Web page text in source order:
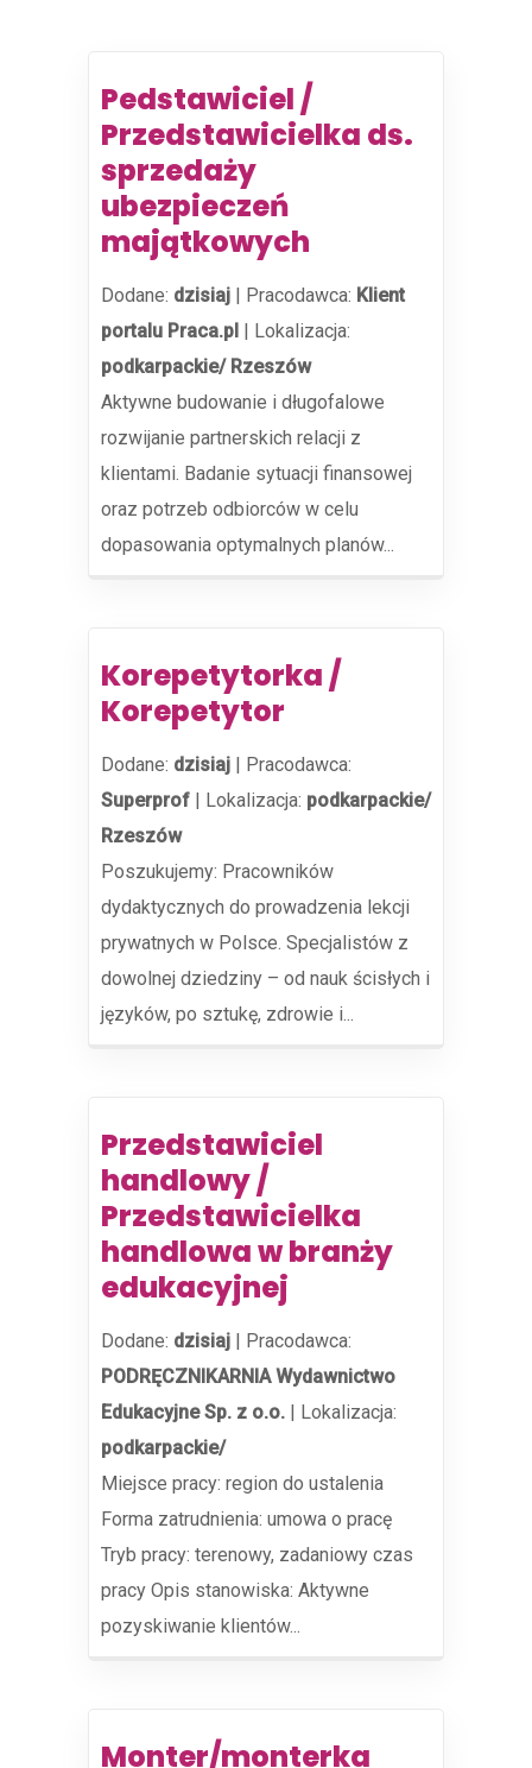
Pedstawiciel /
Przedstawicielka ds.
sprzedaży
ubezpieczeń
majątkowych
Dodane: dzisiaj | Pracodawca: Klient
portalu Praca.pl | Lokalizacja:
podkarpackie/ Rzeszów
Aktywne budowanie i długofalowe
rozwijanie partnerskich relacji z
klientami. Badanie sytuacji finansowej
oraz potrzeb odbiorców w celu
dopasowania optymalnych planów...
Korepetytorka /
Korepetytor
Dodane: dzisiaj | Pracodawca:
Superprof | Lokalizacja: podkarpackie/
Rzeszów
Poszukujemy: Pracowników
dydaktycznych do prowadzenia lekcji
prywatnych w Polsce. Specjalistów z
dowolnej dziedziny – od nauk ścisłych i
języków, po sztukę, zdrowie i...
Przedstawiciel
handlowy /
Przedstawicielka
handlowa w branży
edukacyjnej
Dodane: dzisiaj | Pracodawca:
PODRĘCZNIKARNIA Wydawnictwo
Edukacyjne Sp. z o.o. | Lokalizacja:
podkarpackie/
Miejsce pracy: region do ustalenia
Forma zatrudnienia: umowa o pracę
Tryb pracy: terenowy, zadaniowy czas
pracy Opis stanowiska: Aktywne
pozyskiwanie klientów...
Monter/monterka